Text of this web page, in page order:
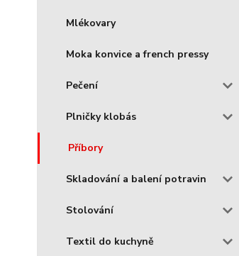
Mlékovary
Moka konvice a french pressy
Pečení
Plničky klobás
Příbory
Skladování a balení potravin
Stolování
Textil do kuchyně